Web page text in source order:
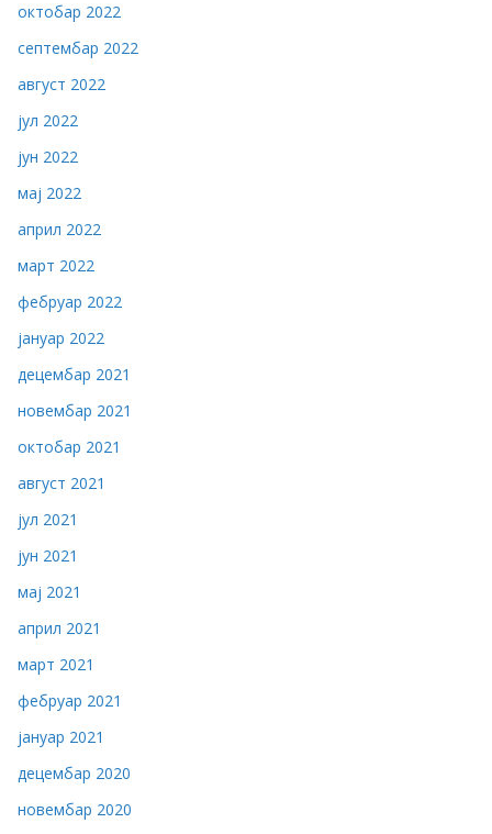
октобар 2022
септембар 2022
август 2022
јул 2022
јун 2022
мај 2022
април 2022
март 2022
фебруар 2022
јануар 2022
децембар 2021
новембар 2021
октобар 2021
август 2021
јул 2021
јун 2021
мај 2021
април 2021
март 2021
фебруар 2021
јануар 2021
децембар 2020
новембар 2020